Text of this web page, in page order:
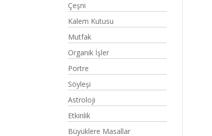
Çeşni
Kalem Kutusu
Mutfak
Organik İşler
Portre
Söyleşi
Astroloji
Etkinlik
Büyüklere Masallar